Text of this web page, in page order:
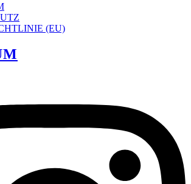
(EU)